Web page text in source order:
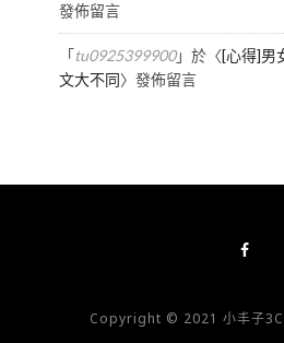
發佈留言
「tu0925399900」於〈[心得]男
文大不同〉發佈留言
Copyright © 2021 小丰子